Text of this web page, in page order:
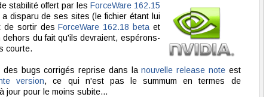
stabilité offert par les ForceWare 162.15
disparu de ses sites (le fichier étant lui
de sortir desForceWare 162.18 betaet
du fait qu'ils devraient, espérons-
courte.
des bugs corrigés reprise dans lanouvelle release noteest
version, ce qui n'est pas le summum en termes de
jour pour le moins subite...